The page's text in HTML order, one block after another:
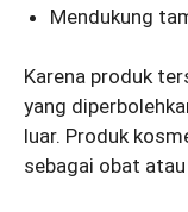
Mendukung
Karena produk
yang
luar. Produk
sebagai obat